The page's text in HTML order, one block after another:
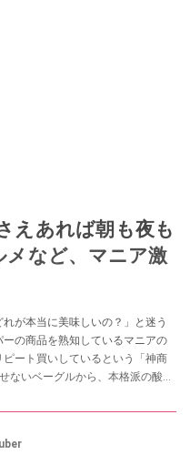
えあれば朝も夜も
など、マニア激
が本当に美味しいの？」と迷う
の商品を熟知しているマニアの
ピート買いしているという「神商
ないベーグルから、本格派の酸っ